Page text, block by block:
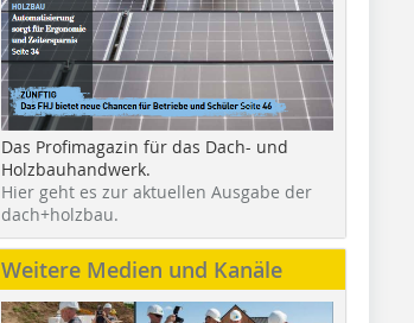
Das Profimagazin für das Dach- und
Holzbauhandwerk.
Hier geht es zur aktuellen Ausgabe der
dach+holzbau.
Weitere Medien und Kanäle